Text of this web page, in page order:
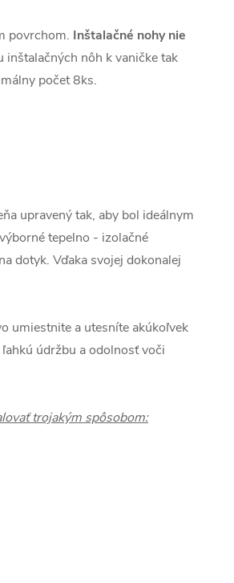
povrchom. Inštalačné nohy nie
inštalačných nôh k vaničke tak
počet 8ks.
upravený tak, aby bol ideálnym
tepelno - izolačné
dotyk. Vďaka svojej dokonalej
umiestnite a utesníte akúkoľvek
údržbu a odolnosť voči
trojakým spôsobom: